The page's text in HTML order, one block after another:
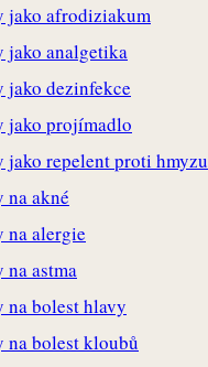
jako afrodiziakum
jako analgetika
dezinfekce
jako projímadlo
repelent proti hmyzu
akné
alergie
astma
bolest hlavy
bolest kloubů